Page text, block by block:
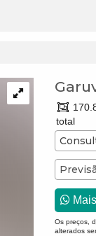
total
Os preços,
alterados